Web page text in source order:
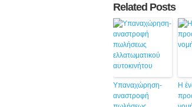
Related Posts
Υπαναχώρηση-
αναστροφή
Η